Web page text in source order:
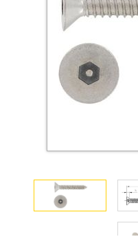
Крюки, кольца с
Крюки, кольца с
Оснастка и
Пробки
Саморезы и
Стопорные кольца